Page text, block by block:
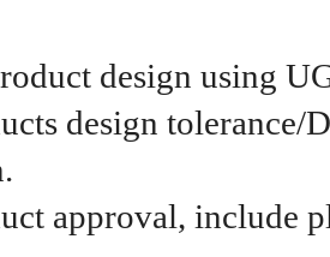
design using
design tolerance/
approval, include